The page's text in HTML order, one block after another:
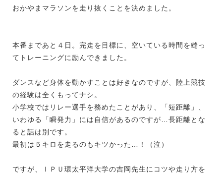
おかやまマラソンを走り抜くことを決めました。
本番まであと４日。完走を目標に、空いている時間を縫っ
てトレーニングに励んできました。
ダンスなど身体を動かすことは好きなのですが、陸上競技
の経験は全くもってナシ。
小学校ではリレー選手を務めたことがあり、「短距離」、
いわゆる「瞬発力」には自信があるのですが…長距離とな
ると話は別です。
最初は５キロを走るのもキツかった…！（泣）
ですが、ＩＰＵ環太平洋大学の吉岡先生にコツや走り方を